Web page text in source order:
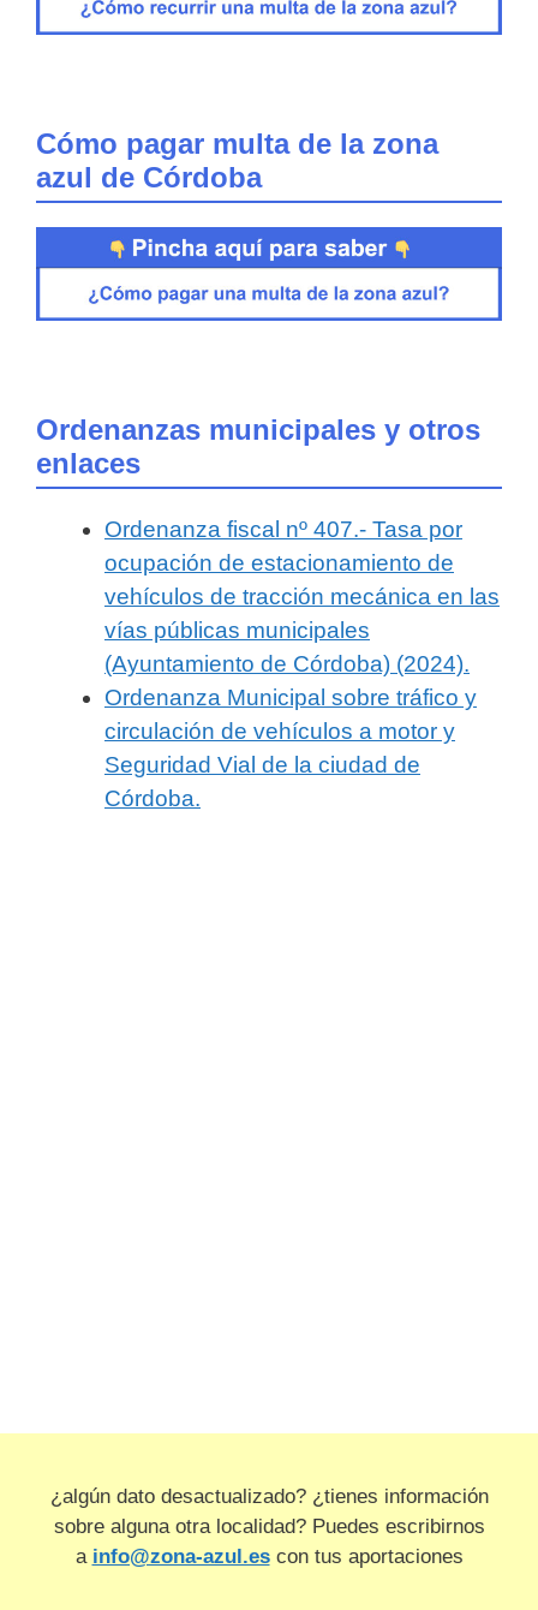
Cómo pagar multa de la zona
azul de Córdoba
Ordenanzas municipales y otros
enlaces
Ordenanza fiscal nº 407.- Tasa por
ocupación de estacionamiento de
vehículos de tracción mecánica en las
vías públicas municipales
(Ayuntamiento de Córdoba) (2024).
Ordenanza Municipal sobre tráfico y
circulación de vehículos a motor y
Seguridad Vial de la ciudad de
Córdoba.
¿algún dato desactualizado? ¿tienes información
sobre alguna otra localidad? Puedes escribirnos
a info@zona-azul.escon tus aportaciones